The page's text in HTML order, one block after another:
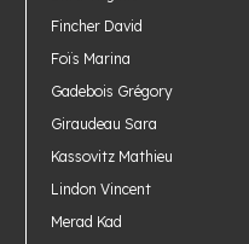
Fincher David
Foïs Marina
Gadebois Grégory
Giraudeau Sara
Kassovitz Mathieu
Lindon Vincent
Merad Kad